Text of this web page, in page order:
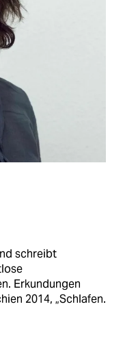
schreibt
Erkundungen
2014, „Schlafen.